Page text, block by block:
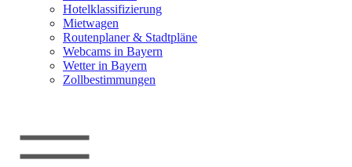
Hotelklassifizierung
Mietwagen
Routenplaner & Stadtpläne
Webcams in Bayern
Wetter in Bayern
Zollbestimmungen